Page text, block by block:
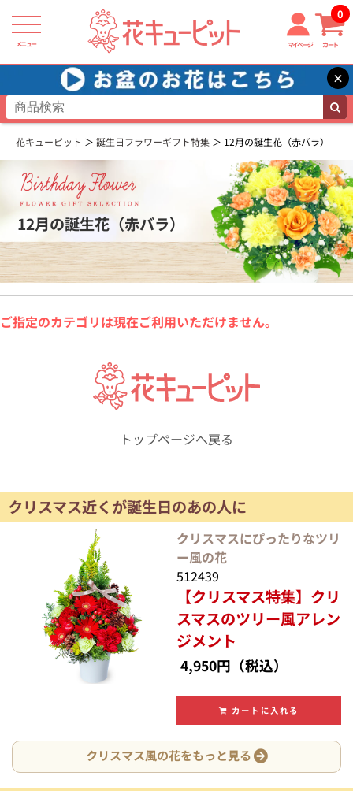
メニュー マイページ カート
0
×
花キューピット 誕生日フラワーギフト特集 12月の誕生花（赤バラ）
12月の誕生花（赤バラ）
ご指定のカテゴリは現在ご利用いただけません。
トップページへ戻る
クリスマス近くが誕生日のあの人に
クリスマスにぴったりなツリ
ー風の花
512439
【クリスマス特集】クリ
スマスのツリー風アレン
ジメント
4,950円 （税込）
カートに入れる
クリスマス風の花をもっと見る